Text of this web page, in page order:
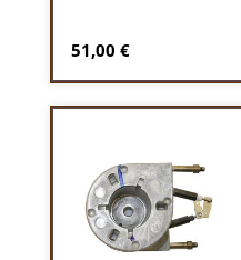
Regulärer Preis:
51,00 €